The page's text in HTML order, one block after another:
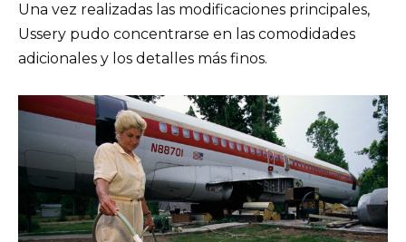
Una vez realizadas las modificaciones principales,
Ussery pudo concentrarse en las comodidades
adicionales y los detalles más finos.